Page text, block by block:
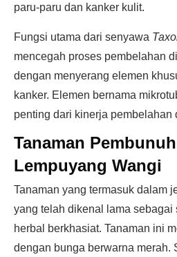
paru-paru dan kanker kulit.
Fungsi utama dari senyawa
mencegah proses pembelahan
dengan menyerang elemen
kanker. Elemen bernama
penting dari kinerja pembelahan
Tanaman
Lempuyang Wangi
Tanaman yang termasuk dalam
yang telah dikenal lama sebagai
herbal berkhasiat. Tanaman ini
dengan bunga berwarna merah.